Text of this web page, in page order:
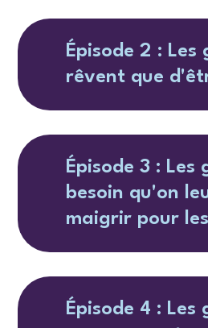
Épisode 2 : Les
rêvent que
Épisode 3 : Les
besoin qu'on
maigrir pour
Épisode 4 : Les